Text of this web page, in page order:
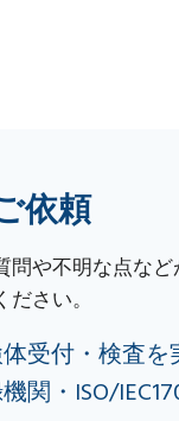
依頼
や不明な点な
さい。
受付・検査を
関・ISO/